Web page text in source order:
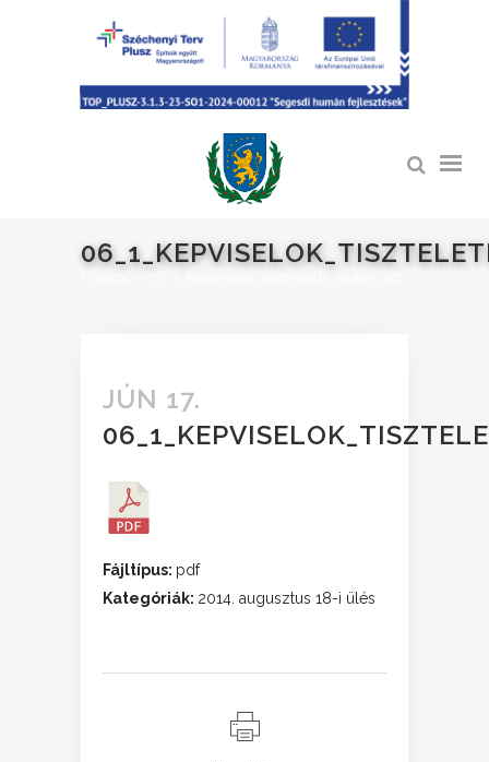
JÚN 17.
Fájltípus: pdf
Kategóriák: 2014. augusztus 18-i ülés